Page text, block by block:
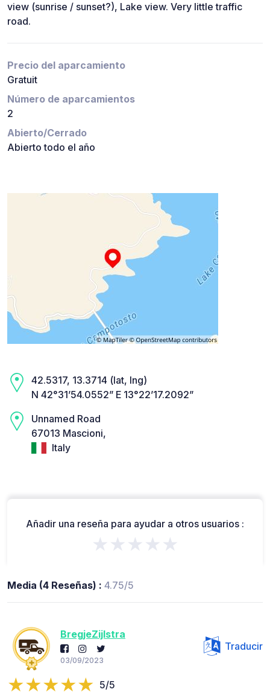
view (sunrise / sunset?), Lake view. Very little traffic
road.
Precio del aparcamiento
Gratuit
Número de aparcamientos
2
Abierto/Cerrado
Abierto todo el año
42.5317, 13.3714 (lat, lng)
N 42°31’54.0552” E 13°22’17.2092”
Unnamed Road
67013 Mascioni,
Italy
Añadir una reseña para ayudar a otros usuarios :
★★★★★
Media (4 Reseñas) : 4.75/5
BregjeZijlstra
03/09/2023
Traducir
5/5